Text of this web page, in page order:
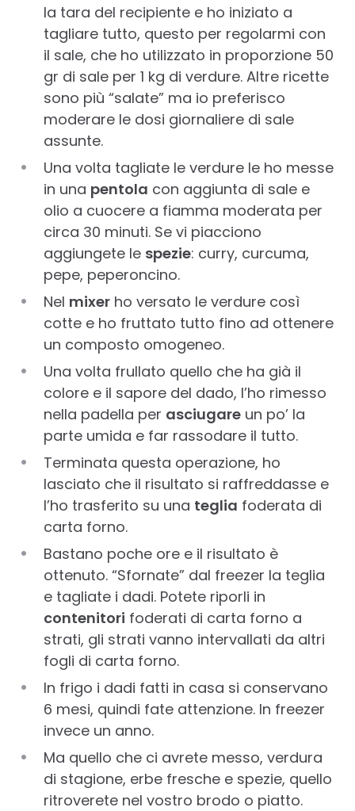
la tara del recipiente e ho iniziato a
tagliare tutto, questo per regolarmi con
il sale, che ho utilizzato in proporzione 50
gr di sale per 1 kg di verdure. Altre ricette
sono più “salate” ma io preferisco
moderare le dosi giornaliere di sale
assunte.
Una volta tagliate le verdure le ho messe
in una pentola con aggiunta di sale e
olio a cuocere a fiamma moderata per
circa 30 minuti. Se vi piacciono
aggiungete le spezie: curry, curcuma,
pepe, peperoncino.
Nel mixer ho versato le verdure così
cotte e ho fruttato tutto fino ad ottenere
un composto omogeneo.
Una volta frullato quello che ha già il
colore e il sapore del dado, l’ho rimesso
nella padella per asciugare un po’ la
parte umida e far rassodare il tutto.
Terminata questa operazione, ho
lasciato che il risultato si raffreddasse e
l’ho trasferito su una teglia foderata di
carta forno.
Bastano poche ore e il risultato è
ottenuto. “Sfornate” dal freezer la teglia
e tagliate i dadi. Potete riporli in
contenitori foderati di carta forno a
strati, gli strati vanno intervallati da altri
fogli di carta forno.
In frigo i dadi fatti in casa si conservano
6 mesi, quindi fate attenzione. In freezer
invece un anno.
Ma quello che ci avrete messo, verdura
di stagione, erbe fresche e spezie, quello
ritroverete nel vostro brodo o piatto.